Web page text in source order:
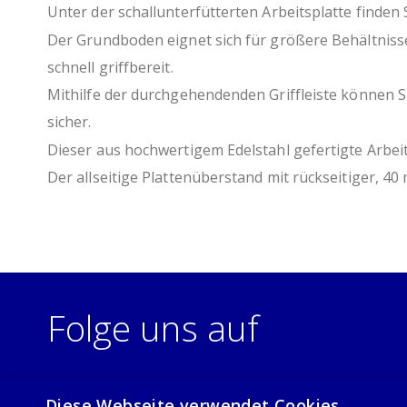
Unter der schallunterfütterten Arbeitsplatte finden
Der Grundboden eignet sich für größere
schnell griffbereit.
Mithilfe der durchgehendenden Griffleiste können
sicher.
Dieser aus hochwertigem Edelstahl gefertigte
Der allseitige Plattenüberstand mit rückseitiger,
Folge uns auf